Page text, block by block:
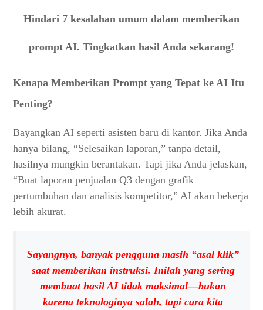
Hindari 7 kesalahan umum dalam memberikan
prompt AI. Tingkatkan hasil Anda sekarang!
Kenapa Memberikan Prompt yang Tepat ke AI Itu
Penting?
Bayangkan AI seperti asisten baru di kantor. Jika Anda
hanya bilang, “Selesaikan laporan,” tanpa detail,
hasilnya mungkin berantakan. Tapi jika Anda jelaskan,
“Buat laporan penjualan Q3 dengan grafik
pertumbuhan dan analisis kompetitor,” AI akan bekerja
lebih akurat.
Sayangnya, banyak pengguna masih “asal klik”
saat memberikan instruksi. Inilah yang sering
membuat hasil AI tidak maksimal—bukan
karena teknologinya salah, tapi cara kita